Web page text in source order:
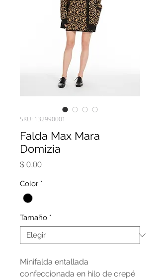
SKU: 132990001
Falda Max Mara
Domizia
$ 0,00Precio
Color *
Tamaño *
Minifalda entallada
confeccionada en hilo de crepé